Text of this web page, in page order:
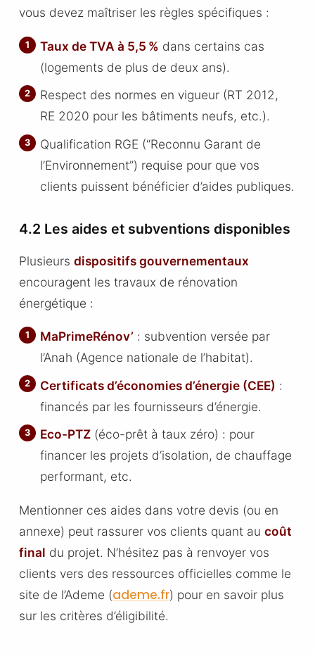
vous devez maîtriser les règles spécifiques :
Taux de TVA à 5,5 % dans certains cas
(logements de plus de deux ans).
Respect des normes en vigueur (RT 2012,
RE 2020 pour les bâtiments neufs, etc.).
Qualification RGE (“Reconnu Garant de
l’Environnement”) requise pour que vos
clients puissent bénéficier d’aides publiques.
4.2 Les aides et subventions disponibles
Plusieurs dispositifs gouvernementaux
encouragent les travaux de rénovation
énergétique :
MaPrimeRénov’ : subvention versée par
l’Anah (Agence nationale de l’habitat).
Certificats d’économies d’énergie (CEE) :
financés par les fournisseurs d’énergie.
Eco-PTZ (éco-prêt à taux zéro) : pour
financer les projets d’isolation, de chauffage
performant, etc.
Mentionner ces aides dans votre devis (ou en
annexe) peut rassurer vos clients quant au coût
final du projet. N’hésitez pas à renvoyer vos
clients vers des ressources officielles comme le
site de l’Ademe (ademe.fr) pour en savoir plus
sur les critères d’éligibilité.